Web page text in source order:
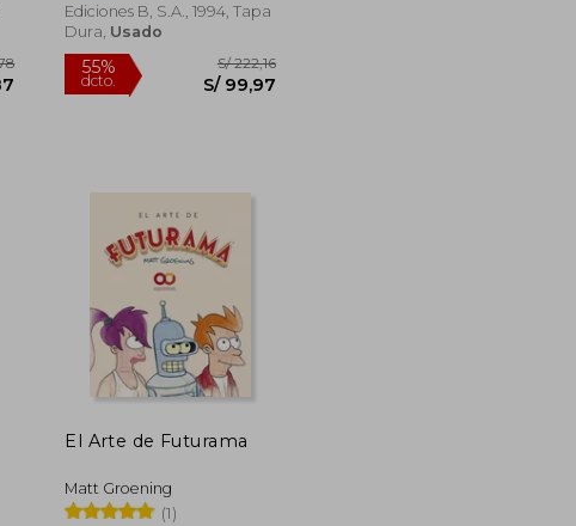
S/ 64,78
Ediciones B, S.A., 1994, Tapa
Dura, Usado
55%
El Arte de Futurama
Matt Groening
(1)